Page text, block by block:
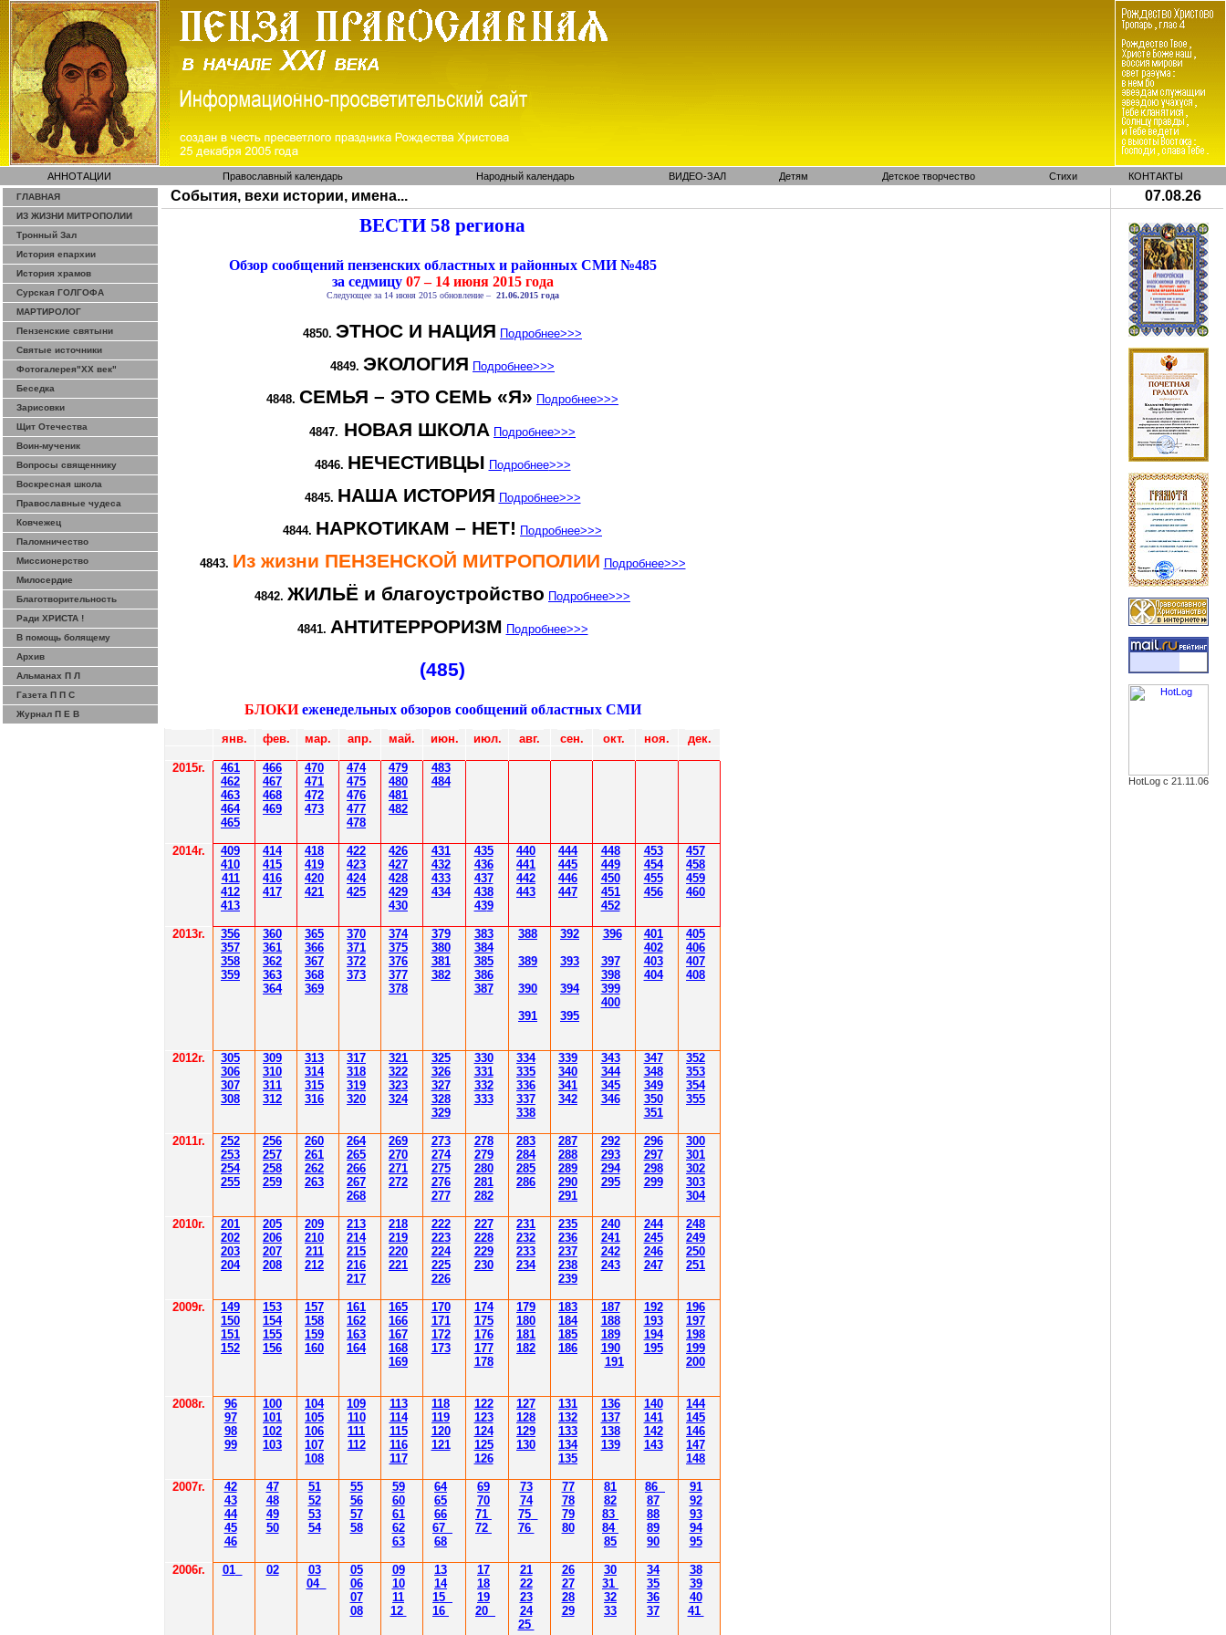
АННОТАЦИИ Православный календарь Народный календарь ВИДЕО-ЗАЛ Детям Детское творчество Стихи КОНТАКТЫ
ГЛАВНАЯ
ИЗ ЖИЗНИ МИТРОПОЛИИ
Тронный Зал
История епархии
История храмов
Сурская ГОЛГОФА
МАРТИРОЛОГ
Пензенские святыни
Святые источники
Фотогалерея"ХХ век"
Беседка
Зарисовки
Щит Отечества
Воин-мученик
Вопросы священнику
Воскресная школа
Православные чудеса
Ковчежец
Паломничество
Миссионерство
Милосердие
Благотворительность
Ради ХРИСТА !
В помощь болящему
Архив
Альманах П Л
Газета П П С
Журнал П Е В
События, вехи истории, имена... 07.08.26
ВЕСТИ 58 региона
Обзор сообщений пензенских областных и районных СМИ №485
за седмицу07 – 14 июня 2015 года
Следующее за 14 июня 2015 обновление – 21.06.2015 года
4850. ЭТНОС И НАЦИЯ Подробнее>>>
4849. ЭКОЛОГИЯ Подробнее>>>
4848. СЕМЬЯ – ЭТО СЕМЬ «Я» Подробнее>>>
4847. НОВАЯ ШКОЛА Подробнее>>>
4846. НЕЧЕСТИВЦЫ Подробнее>>>
4845. НАША ИСТОРИЯ Подробнее>>>
4844. НАРКОТИКАМ – НЕТ! Подробнее>>>
4843. Из жизни ПЕНЗЕНСКОЙ МИТРОПОЛИИ Подробнее>>>
4842. ЖИЛЬЁ и благоустройство Подробнее>>>
4841. АНТИТЕРРОРИЗМ Подробнее>>>
(485)
БЛОКИ еженедельных обзоров сообщений областных СМИ
янв. фев. мар. апр. май. июн. июл. авг. сен. окт. ноя. дек.
2015г. 461
462
463
464
465
466
467
468
469
470
471
472
473
474
475
476
477
478
479
480
481
482
483
484
2014г. 409
410
411
412
413
414
415
416
417
418
419
420
421
422
423
424
425
426
427
428
429
430
431
432
433
434
435
436
437
438
439
440
441
442
443
444
445
446
447
448
449
450
451
452
453
454
455
456
457
458
459
460
2013г.
356
357
358
359
360
361
362
363
364
365
366
367
368
369
370
371
372
373
374
375
376
377
378
379
380
381
382
383
384
385
386
387
388
389
390
391
392
393
394
395
396
397
398
399
400
401
402
403
404
405
406
407
408
2012г. 305
306
307
308
309
310
311
312
313
314
315
316
317
318
319
320
321
322
323
324
325
326
327
328
329
330
331
332
333
334
335
336
337
338
339
340
341
342
343
344
345
346
347
348
349
350
351
352
353
354
355
2011г.
252
253
254
255
256
257
258
259
260
261
262
263
264
265
266
267
268
269
270
271
272
273
274
275
276
277
278
279
280
281
282
283
284
285
286
287
288
289
290
291
292
293
294
295
296
297
298
299
300
301
302
303
304
2010г.
201
202
203
204
205
206
207
208
209
210
211
212
213
214
215
216
217
218
219
220
221
222
223
224
225
226
227
228
229
230
231
232
233
234
235
236
237
238
239
240
241
242
243
244
245
246
247
248
249
250
251
2009г.
149
150
151
152
153
154
155
156
157
158
159
160
161
162
163
164
165
166
167
168
169
170
171
172
173
174
175
176
177
178
179
180
181
182
183
184
185
186
187
188
189
190
191
192
193
194
195
196
197
198
199
200
2008г.
96
97
98
99
100
101
102
103
104
105
106
107
108
109
110
111
112
113
114
115
116
117
118
119
120
121
122
123
124
125
126
127
128
129
130
131
132
133
134
135
136
137
138
139
140
141
142
143
144
145
146
147
148
2007г.
42
43
44
45
46
47
48
49
50
51
52
53
54
55
56
57
58
59
60
61
62
63
64
65
66
67
68
69
70
71
72
73
74
75
76
77
78
79
80
81
82
83
84
85
86
87
88
89
90
91
92
93
94
95
2006г. 01 02
03
04
05
06
07
08
09
10
11
12
13
14
15
16
17
18
19
20
21
22
23
24
25
26
27
28
29
30
31
32
33
34
35
36
37
38
39
40
41
HotLog с 21.11.06